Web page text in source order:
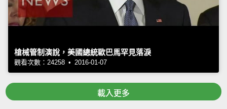
槍械管制演說，美國總統歐巴馬罕見落淚
觀看次數：24258 • 2016-01-07
載入更多